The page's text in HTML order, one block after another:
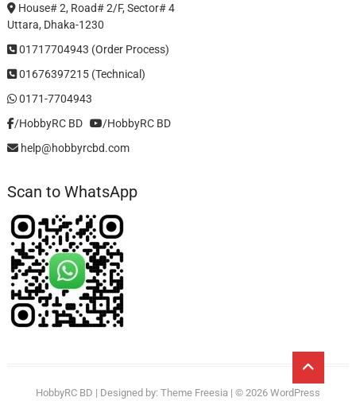
House# 2, Road# 2/F, Sector# 4
Uttara, Dhaka-1230
01717704943 (Order Process)
01676397215 (Technical)
0171-7704943
/HobbyRC BD‎ ‎ ‎
/HobbyRC BD
help@hobbyrcbd.com
Scan to WhatsApp
HobbyRC BD | Designed by: Theme Freesia | © 2026 WordPress
top